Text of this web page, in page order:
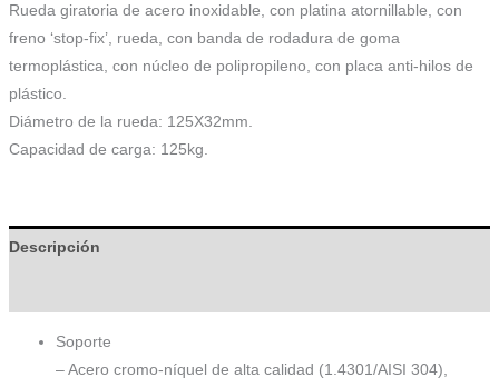
Rueda giratoria de acero inoxidable, con platina atornillable, con
freno ‘stop-fix’, rueda, con banda de rodadura de goma
termoplástica, con núcleo de polipropileno, con placa anti-hilos de
plástico.
Diámetro de la rueda: 125X32mm.
Capacidad de carga: 125kg.
Descripción
Soporte
– Acero cromo-níquel de alta calidad (1.4301/AISI 304),